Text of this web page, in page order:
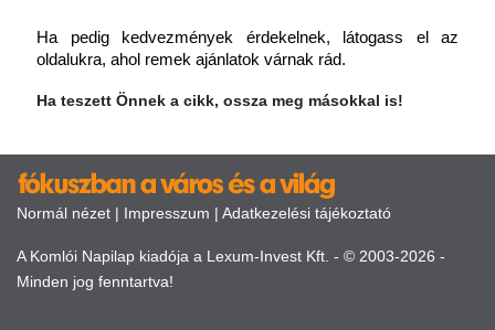
Ha pedig kedvezmények érdekelnek, látogass el az
oldalukra, ahol remek ajánlatok várnak rád.
Ha teszett Önnek a cikk, ossza meg másokkal is!
Normál nézet | Impresszum | Adatkezelési tájékoztató
A Komlói Napilap kiadója a Lexum-Invest Kft. - © 2003-2026 -
Minden jog fenntartva!